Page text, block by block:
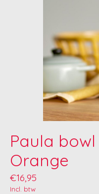
Paula bowl
Orange
€16,95
Incl. btw